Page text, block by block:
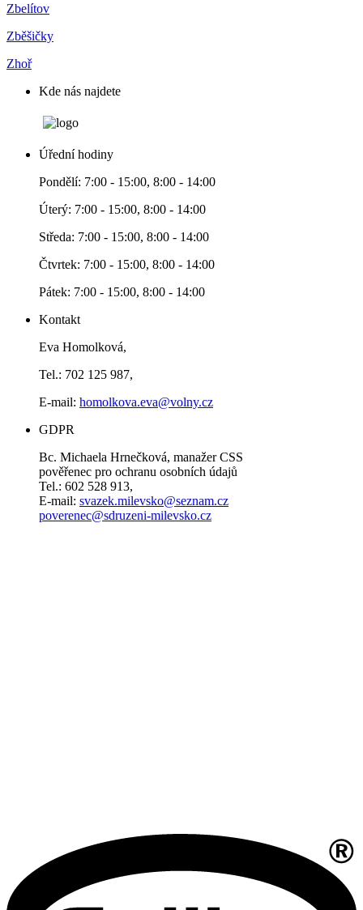
Zbelítov
Zběšičky
Zhoř
Kde nás najdete
Úřední hodiny
Pondělí: 7:00 - 15:00, 8:00 - 14:00
Úterý: 7:00 - 15:00, 8:00 - 14:00
Středa: 7:00 - 15:00, 8:00 - 14:00
Čtvrtek: 7:00 - 15:00, 8:00 - 14:00
Pátek: 7:00 - 15:00, 8:00 - 14:00
Kontakt
Eva Homolková,
Tel.: 702 125 987,
E-mail: homolkova.eva@volny.cz
GDPR
Bc. Michaela Hrnečková, manažer CSS
pověřenec pro ochranu osobních údajů
Tel.: 602 528 913,
E-mail: svazek.milevsko@seznam.cz
poverenec@sdruzeni-milevsko.cz